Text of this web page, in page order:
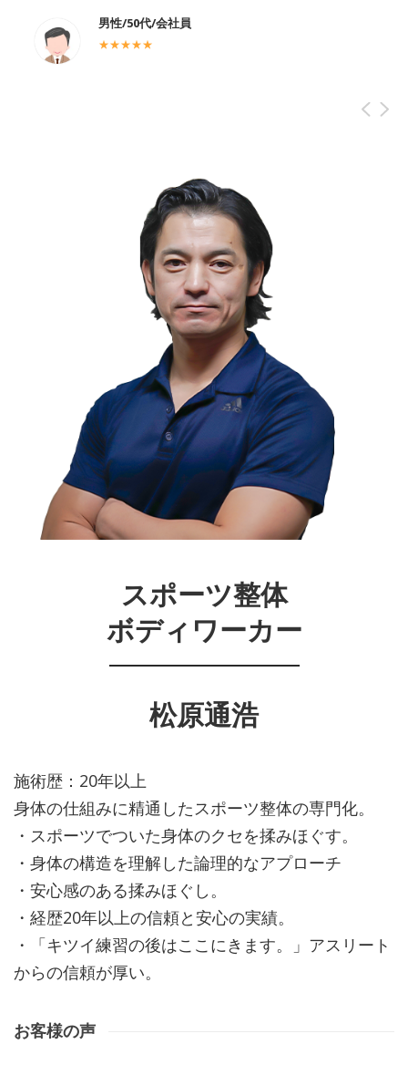
女性/40代/自営業
スポーツ整体
ボディワーカー
松原通浩
施術歴：20年以上
身体の仕組みに精通したスポーツ整体の専門化。
・スポーツでついた身体のクセを揉みほぐす。
・身体の構造を理解した論理的なアプローチ
・安心感のある揉みほぐし。
・経歴20年以上の信頼と安心の実績。
・「キツイ練習の後はここにきます。」アスリート
からの信頼が厚い。
お客様の声